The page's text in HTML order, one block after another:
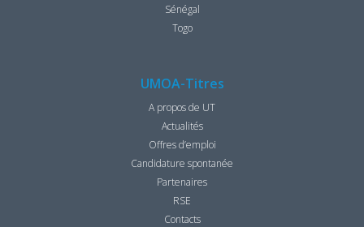
Sénégal
Togo
UMOA-Titres
A propos de UT
Actualités
Offres d’emploi
Candidature spontanée
Partenaires
RSE
Contacts